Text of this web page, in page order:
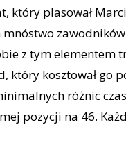
który plasował
z tym elementem
który kosztował go
różnic
pozycji na 46.